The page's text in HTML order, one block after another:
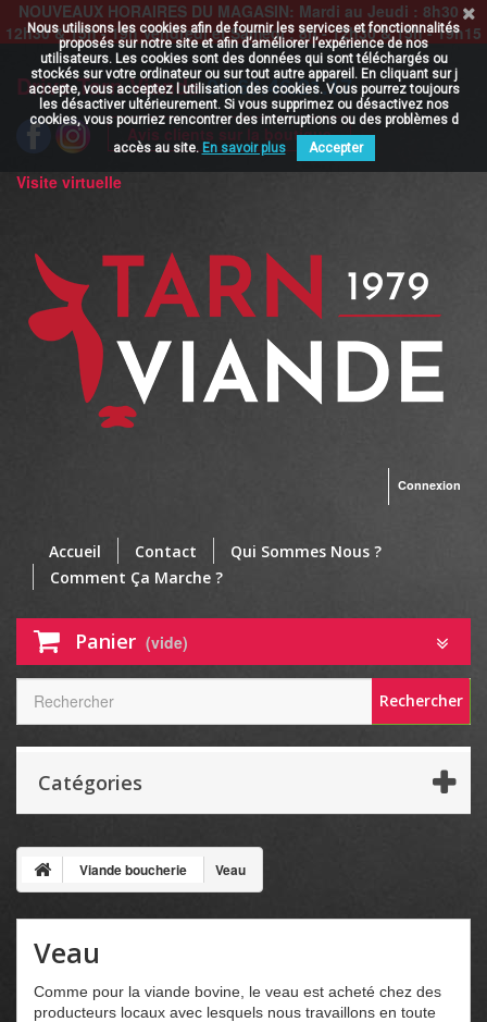
NOUVEAUX HORAIRES DU MAGASIN: Mardi au Jeudi : 8h30 -
12h30 & 15h - 19h Vendredi et Samedi : 8h - 12h30 & 15h - 19h15
Drive Tarn Viande05.63.46.21.17
Avis clients sur la boutique
Visite virtuelle
Connexion
Accueil Contact
Qui Sommes Nous ?
Comment Ça Marche ?
Panier (vide)
Rechercher
Catégories
Viande boucherie Veau
Veau
Comme pour la viande bovine, le veau est acheté chez des
producteurs locaux avec lesquels nous travaillons en toute
Nous utilisons les cookies afin de fournir les services et fonctionnalités
proposés sur notre site et afin d’améliorer l’expérience de nos
utilisateurs. Les cookies sont des données qui sont téléchargés ou
stockés sur votre ordinateur ou sur tout autre appareil. En cliquant sur j
accepte, vous acceptez l utilisation des cookies. Vous pourrez toujours
les désactiver ultérieurement. Si vous supprimez ou désactivez nos
cookies, vous pourriez rencontrer des interruptions ou des problèmes d
accès au site.En savoir plus Accepter